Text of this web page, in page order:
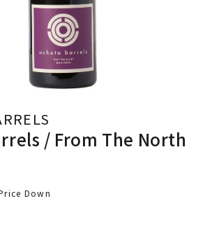
/ From The North
Down